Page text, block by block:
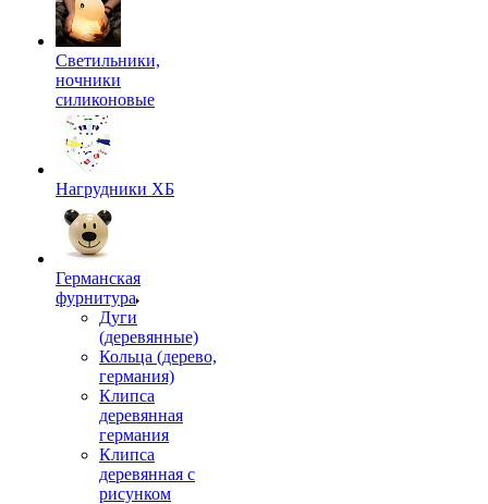
Светильники,
ночники
силиконовые
Нагрудники ХБ
Германская
фурнитура
Дуги
(деревянные)
Кольца (дерево,
германия)
Клипса
деревянная
германия
Клипса
деревянная с
рисунком